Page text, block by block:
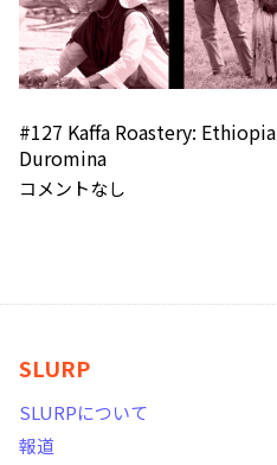
#127 Kaffa Roastery: Ethiopia
Duromina
コメントなし
SLURP
SLURPについて
報道